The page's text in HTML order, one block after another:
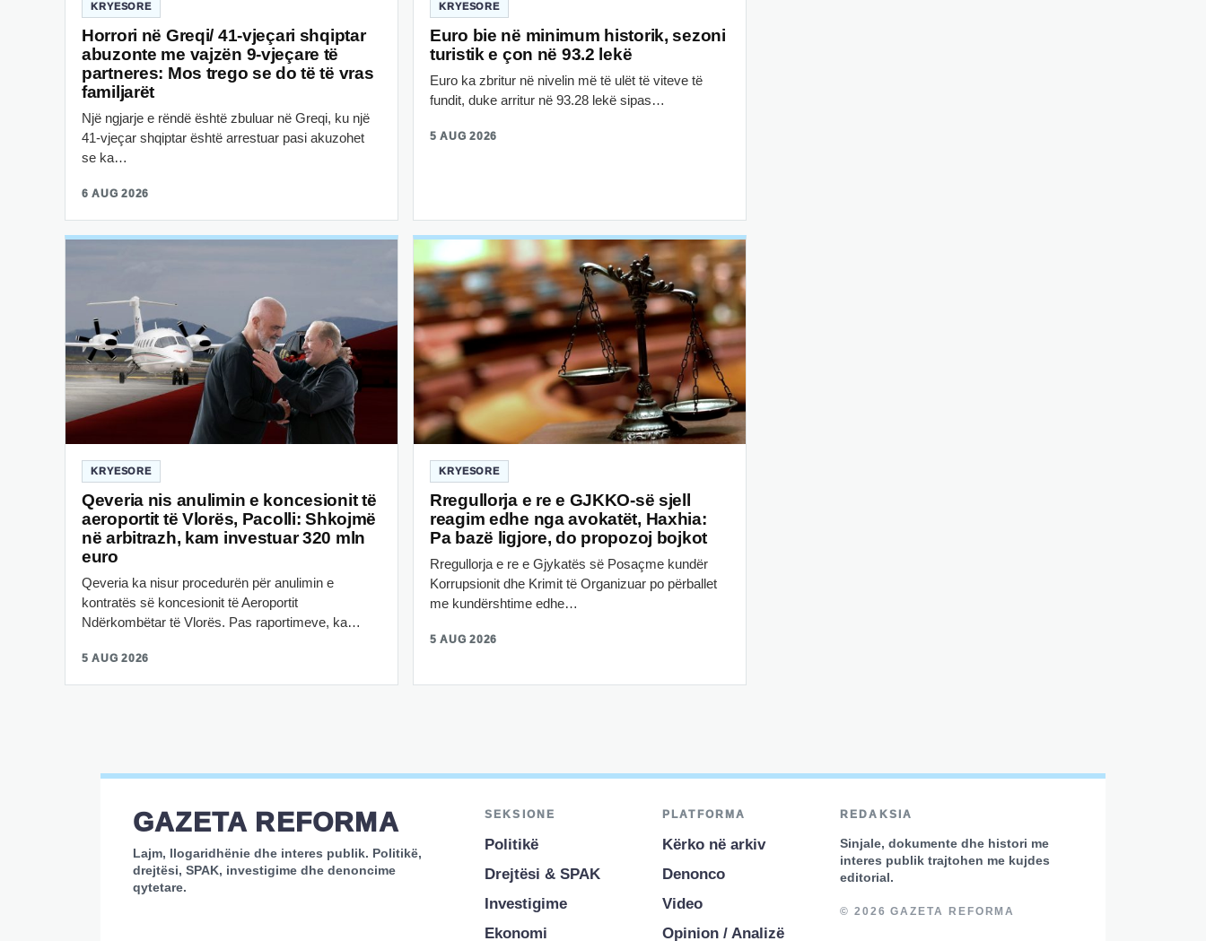
KRYESORE
Horrori në Greqi/ 41-vjeçari shqiptar
abuzonte me vajzën 9-vjeçare të
partneres: Mos trego se do të të vras
familjarët
Një ngjarje e rëndë është zbuluar në Greqi, ku një
41-vjeçar shqiptar është arrestuar pasi akuzohet
se ka…
6 AUG 2026
KRYESORE
Euro bie në minimum historik, sezoni
turistik e çon në 93.2 lekë
Euro ka zbritur në nivelin më të ulët të viteve të
fundit, duke arritur në 93.28 lekë sipas…
5 AUG 2026
KRYESORE
Qeveria nis anulimin e koncesionit të
aeroportit të Vlorës, Pacolli: Shkojmë
në arbitrazh, kam investuar 320 mln
euro
Qeveria ka nisur procedurën për anulimin e
kontratës së koncesionit të Aeroportit
Ndërkombëtar të Vlorës. Pas raportimeve, ka…
5 AUG 2026
KRYESORE
Rregullorja e re e GJKKO-së sjell
reagim edhe nga avokatët, Haxhia:
Pa bazë ligjore, do propozoj bojkot
Rregullorja e re e Gjykatës së Posaçme kundër
Korrupsionit dhe Krimit të Organizuar po përballet
me kundërshtime edhe…
5 AUG 2026
GAZETA REFORMA
Lajm, llogaridhënie dhe interes publik. Politikë,
drejtësi, SPAK, investigime dhe denoncime
qytetare.
SEKSIONE
Politikë
Drejtësi & SPAK
Investigime
Ekonomi
PLATFORMA
Kërko në arkiv
Denonco
Video
Opinion / Analizë
REDAKSIA
Sinjale, dokumente dhe histori me
interes publik trajtohen me kujdes
editorial.
© 2026 GAZETA REFORMA